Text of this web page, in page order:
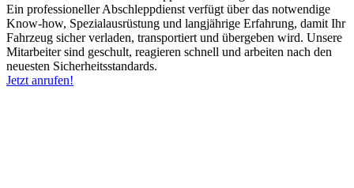
Ein professioneller Abschleppdienst verfügt über das notwendige
Know-how, Spezialausrüstung und langjährige Erfahrung, damit Ihr
Fahrzeug sicher verladen, transportiert und übergeben wird. Unsere
Mitarbeiter sind geschult, reagieren schnell und arbeiten nach den
neuesten Sicherheitsstandards.
Jetzt anrufen!